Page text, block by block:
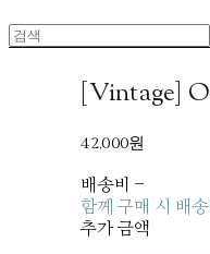
[Vintage]
42,000원
배송비 -
함께 구매 시 배
추가 금액